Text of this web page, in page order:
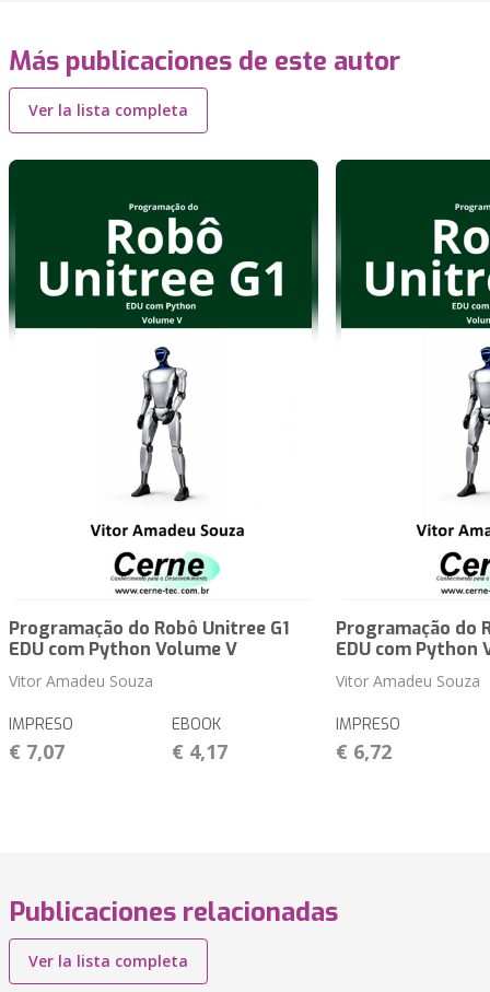
Más publicaciones de este autor
Ver la lista completa
Programação do Robô Unitree G1
EDU com Python Volume V
Vitor Amadeu Souza
IMPRESO
€ 7,07
EBOOK
€ 4,17
Programação do
EDU com Python
Vitor Amadeu Souza
IMPRESO
€ 6,72
Publicaciones relacionadas
Ver la lista completa